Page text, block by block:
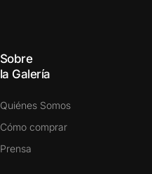
Sobre
la Galería
Quiénes Somos
Cómo comprar
Prensa